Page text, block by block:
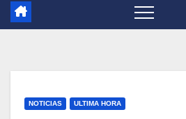
NOTICIAS ULTIMA HORA